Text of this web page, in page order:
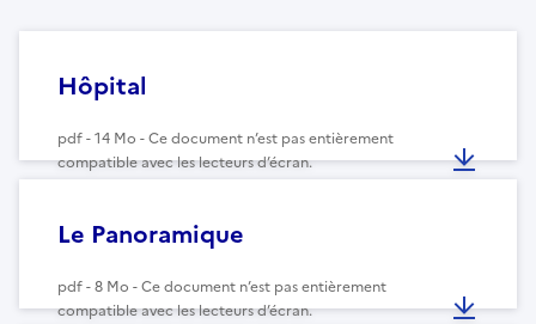
Hôpital
pdf - 14 Mo - Ce document n’est pas entièrement
compatible avec les lecteurs d’écran.
Le Panoramique
pdf - 8 Mo - Ce document n’est pas entièrement
compatible avec les lecteurs d’écran.